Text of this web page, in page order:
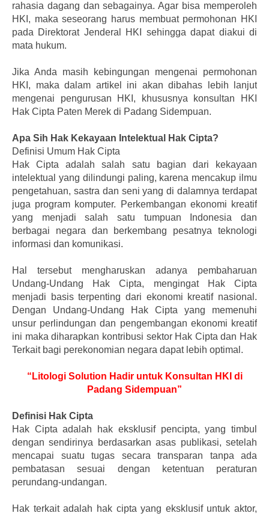
rahasia dagang dan sebagainya. Agar bisa memperoleh
HKI, maka seseorang harus membuat permohonan HKI
pada Direktorat Jenderal HKI sehingga dapat diakui di
mata hukum.
Jika Anda masih kebingungan mengenai permohonan
HKI, maka dalam artikel ini akan dibahas lebih lanjut
mengenai pengurusan HKI, khususnya konsultan HKI
Hak Cipta Paten Merek di Padang Sidempuan.
Apa Sih Hak Kekayaan Intelektual Hak Cipta?
Definisi Umum Hak Cipta
Hak Cipta adalah salah satu bagian dari kekayaan
intelektual yang dilindungi paling, karena mencakup ilmu
pengetahuan, sastra dan seni yang di dalamnya terdapat
juga program komputer. Perkembangan ekonomi kreatif
yang menjadi salah satu tumpuan Indonesia dan
berbagai negara dan berkembang pesatnya teknologi
informasi dan komunikasi.
Hal tersebut mengharuskan adanya pembaharuan
Undang-Undang Hak Cipta, mengingat Hak Cipta
menjadi basis terpenting dari ekonomi kreatif nasional.
Dengan Undang-Undang Hak Cipta yang memenuhi
unsur perlindungan dan pengembangan ekonomi kreatif
ini maka diharapkan kontribusi sektor Hak Cipta dan Hak
Terkait bagi perekonomian negara dapat lebih optimal.
“Litologi Solution Hadir untuk Konsultan HKI di
Padang Sidempuan”
Definisi Hak Cipta
Hak Cipta adalah hak eksklusif pencipta, yang timbul
dengan sendirinya berdasarkan asas publikasi, setelah
mencapai suatu tugas secara transparan tanpa ada
pembatasan sesuai dengan ketentuan peraturan
perundang-undangan.
Hak terkait adalah hak cipta yang eksklusif untuk aktor,